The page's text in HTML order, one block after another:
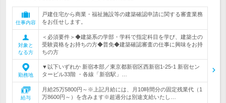
仕事内容
戸建住宅から商業・福祉施設等の建築確認申請に関する審査業務
をお任せします。
対象と
なる方
＜必須要件＞◆建築系の学部・学科で指定科目を学び、建築士の
受験資格をお持ちの方◆普免◆建築確認審査の仕事に興味をお持
ちの方
勤務地
▼以下いずれか 新宿本部／東京都新宿区西新宿1-25-1 新宿セン
タービル33階 ・各線「新宿駅」…
給与
月給25万5800円～※上記月給には、月10時間分の固定残業代（1
万8600円～）を含みます※超過分は別途支給いたし…